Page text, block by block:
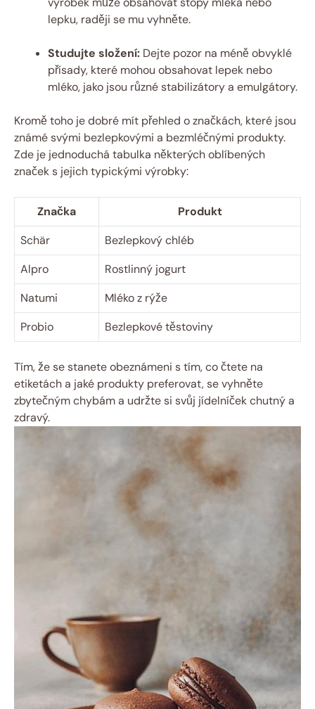
lepku, raději se mu vyhněte.
Studujte složení: Dejte pozor na méně obvyklé
přísady, které mohou obsahovat lepek nebo
mléko, jako jsou různé stabilizátory a emulgátory.
Kromě toho je dobré mít přehled o značkách, které jsou
známé svými bezlepkovými a bezmléčnými produkty.
Zde je jednoduchá tabulka některých oblíbených
značek s jejich typickými výrobky:
Značka
Produkt
Schär
Bezlepkový chléb
Alpro
Rostlinný jogurt
Natumi
Mléko z rýže
Probio
Bezlepkové těstoviny
Tím, že se stanete obeznámeni s tím, co čtete na
etiketách a jaké produkty preferovat, se vyhněte
zbytečným chybám a udržte si svůj jídelníček chutný a
zdravý.